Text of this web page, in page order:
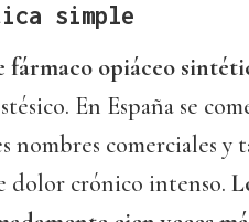
simple
fármaco opiáceo
En España se
comerciales y
dolor crónico intenso.